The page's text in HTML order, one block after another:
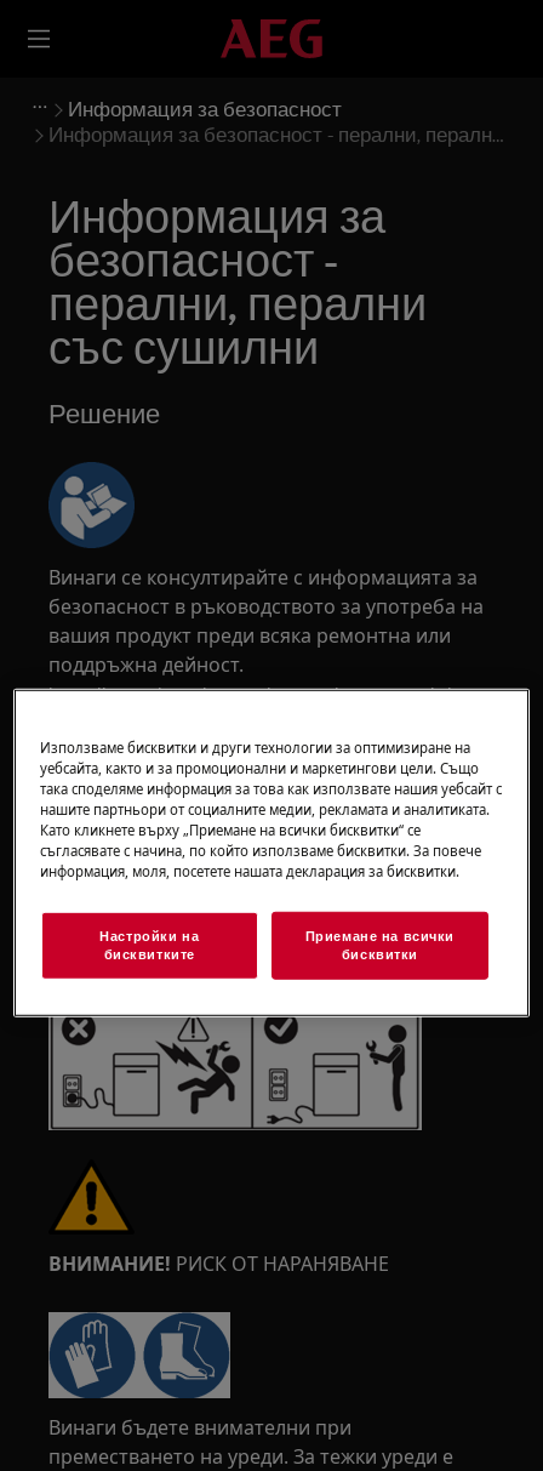
Информация за безопасност
Информация за безопасност - перални, перални
Информация за
безопасност -
перални, перални
със сушилни
Решение
Винаги се консултирайте с информацията за
безопасност в ръководството за употреба на
вашия продукт преди всяка ремонтна или
поддръжна дейност.
https://www.electrolux.com/support/user-manuals/
ВНИМАНИЕ!РИСК ОТ ЕЛЕКТРИЧЕСКИ УДАР
операция, деактивирайте уреда и изключете
основния щепсел от контакта.
ВНИМАНИЕ! РИСК ОТ НАРАНЯВАНЕ
Винаги бъдете внимателни при
преместването на уреди. За тежки уреди е
Използваме бисквитки и други технологии за оптимизиране на
уебсайта, както и за промоционални и маркетингови цели. Също
така споделяме информация за това как използвате нашия уебсайт с
нашите партньори от социалните медии, рекламата и аналитиката.
Като кликнете върху „Приемане на всички бисквитки“ се
съгласявате с начина, по който използваме бисквитки. За повече
информация, моля, посетете нашата декларация за бисквитки.
Настройки на
бисквитките
Приемане на всички
бисквитки